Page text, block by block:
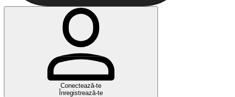
Conectează-te
Înregistrează-te